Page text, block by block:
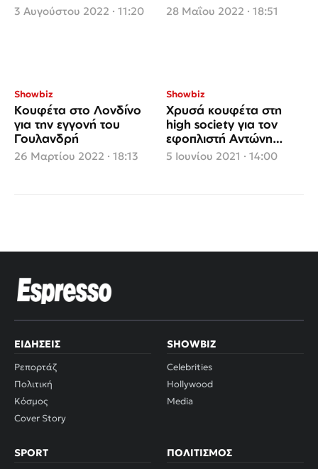
3 Αυγούστου 2022 · 11:20 28 Μαΐου 2022 · 18:51
Showbiz
Κουφέτα στο Λονδίνο
για την εγγονή του
Γουλανδρή
26 Μαρτίου 2022 · 18:13
Showbiz
Χρυσά κουφέτα στη
high society για τον
εφοπλιστή Αντώνη
Λαιμό και την καλλονή
5 Ιουνίου 2021 · 14:00
ΕΙΔΉΣΕΙΣ
Ρεπορτάζ
Πολιτική
Κόσμος
Cover Story
SHOWBIZ
Celebrities
Hollywood
Media
SPORT ΠΟΛΙΤΙΣΜΌΣ